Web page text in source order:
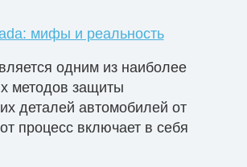
мифы и реальность
одним из наиболее
методов защиты
деталей автомобилей от
процесс включает в себя